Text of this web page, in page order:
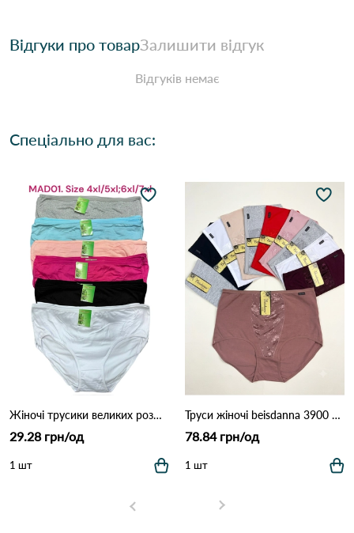
Відгуки про товарЗалишити відгук
Відгуків немає
Спеціально для вас:
Жіночі трусики великих розмірів MAD01 (4XL–7XL) 7F Різні кольори
29.28 грн/од
1 шт
Труси жіночі beisdanna 3900 10д Різні кольори
78.84 грн/од
1 шт